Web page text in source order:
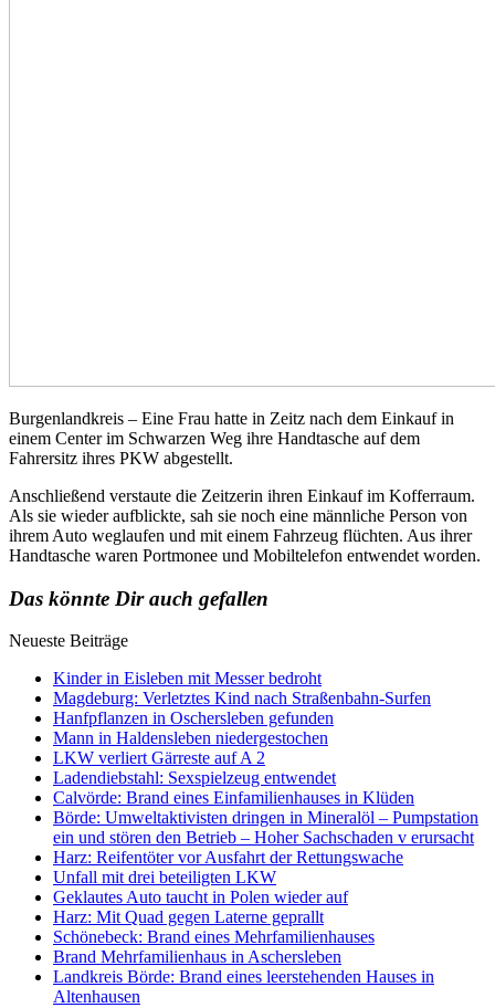
Burgenlandkreis – Eine Frau hatte in Zeitz nach dem Einkauf in
einem Center im Schwarzen Weg ihre Handtasche auf dem
Fahrersitz ihres PKW abgestellt.
Anschließend verstaute die Zeitzerin ihren Einkauf im Kofferraum.
Als sie wieder aufblickte, sah sie noch eine männliche Person von
ihrem Auto weglaufen und mit einem Fahrzeug flüchten. Aus ihrer
Handtasche waren Portmonee und Mobiltelefon entwendet worden.
Das könnte Dir auch gefallen
Neueste Beiträge
Kinder in Eisleben mit Messer bedroht
Magdeburg: Verletztes Kind nach Straßenbahn-Surfen
Hanfpflanzen in Oschersleben gefunden
Mann in Haldensleben niedergestochen
LKW verliert Gärreste auf A 2
Ladendiebstahl: Sexspielzeug entwendet
Calvörde: Brand eines Einfamilienhauses in Klüden
Börde: Umweltaktivisten dringen in Mineralöl – Pumpstation
ein und stören den Betrieb – Hoher Sachschaden v erursacht
Harz: Reifentöter vor Ausfahrt der Rettungswache
Unfall mit drei beteiligten LKW
Geklautes Auto taucht in Polen wieder auf
Harz: Mit Quad gegen Laterne geprallt
Schönebeck: Brand eines Mehrfamilienhauses
Brand Mehrfamilienhaus in Aschersleben
Landkreis Börde: Brand eines leerstehenden Hauses in
Altenhausen